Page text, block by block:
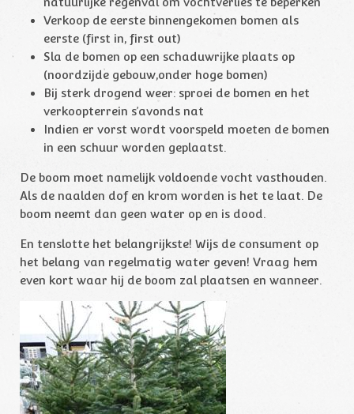
Verkoop de eerste binnengekomen bomen als
eerste (first in, first out)
Sla de bomen op een schaduwrijke plaats op
(noordzijde gebouw,onder hoge bomen)
Bij sterk drogend weer: sproei de bomen en het
verkoopterrein s’avonds nat
Indien er vorst wordt voorspeld moeten de bomen
in een schuur worden geplaatst.
De boom moet namelijk voldoende vocht vasthouden.
Als de naalden dof en krom worden is het te laat. De
boom neemt dan geen water op en is dood.
En tenslotte het belangrijkste! Wijs de consument op
het belang van regelmatig water geven! Vraag hem
even kort waar hij de boom zal plaatsen en wanneer.